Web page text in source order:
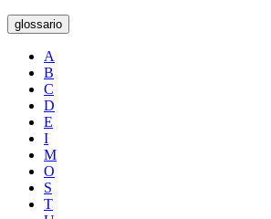
glossario
A
B
C
D
E
I
M
O
S
T